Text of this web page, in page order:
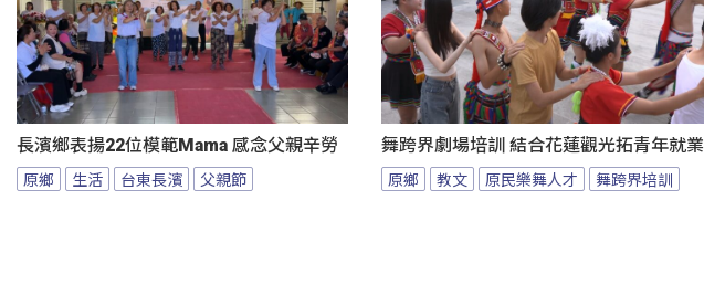
長濱鄉表揚22位模範Mama 感念父親辛勞
原鄉 生活 台東長濱 父親節
舞跨界劇場培訓 結合花蓮觀光拓青年就業
原鄉 教文 原民樂舞人才 舞跨界培訓